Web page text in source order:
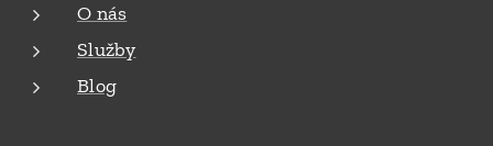
O nás
Služby
Blog